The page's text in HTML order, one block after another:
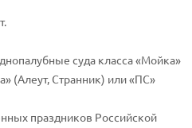
суда класса «Мойка»
(Алеут, Странник) или «ПС»
праздников Российской